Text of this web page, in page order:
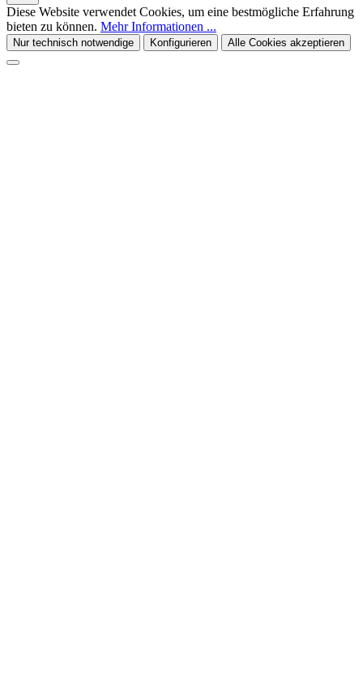
Diese Website verwendet Cookies, um eine bestmögliche Erfahrung
bieten zu können. Mehr Informationen ...
Nur technisch notwendige Konfigurieren Alle Cookies akzeptieren